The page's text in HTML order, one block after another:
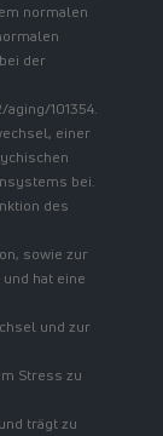
normalen
der
aging/101354.
einer
bei.
des
sowie zur
hat eine
und zur
Stress zu
trägt zu